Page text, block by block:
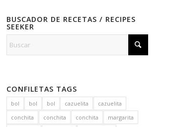
BUSCADOR DE RECETAS / RECIPES
SEEKER
CONFILETAS TAGS
bol bol bol cazuelita
cazuelita
conchita
conchita conchita margarita